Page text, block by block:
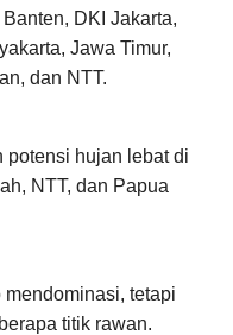
DKI Jakarta,
Jawa Timur,
dan NTT.
potensi hujan lebat di
NTT, dan Papua
tetapi
titik rawan.